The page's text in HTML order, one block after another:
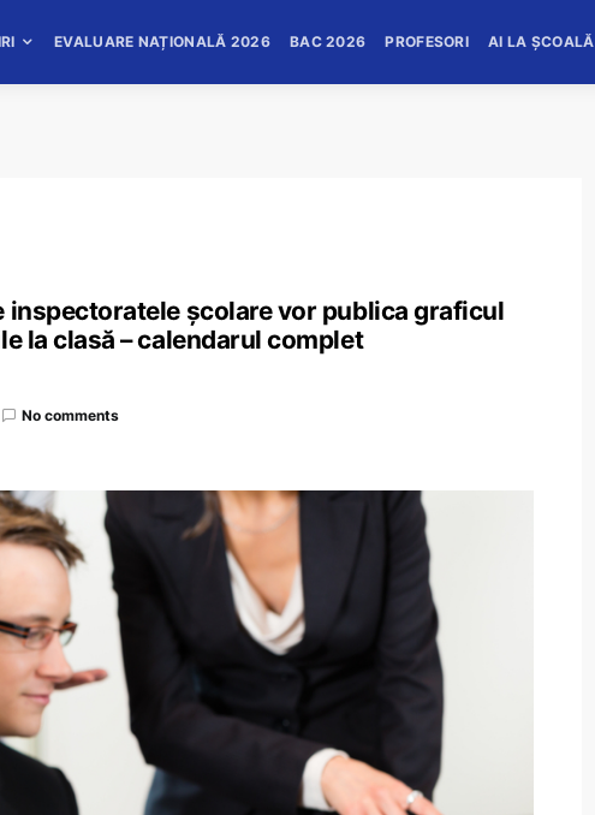
EVALUARE NAȚIONALĂ 2026 BAC 2026 PROFESORI AI LA ȘCOALĂ
școlare vor publica graficul
la clasă – calendarul complet
No comments